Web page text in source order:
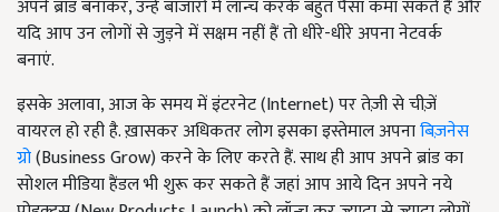
अपने ब्रांड बनाकर, उन्हें बाजारों में लॉन्च करके बहुत पैसा कमा सकते हैं और
यदि आप उन लोगों से जुड़ने में सक्षम नहीं हैं तो धीरे-धीरे अपना नेटवर्क
बनाएं.
इसके अलावा, आज के समय में इंटरनेट (Internet) पर तेज़ी से चीज़ें
वायरल हो रही है. ख़ासकर अधिकतर लोग इसका इस्तेमाल अपनाबिज़नेस
ग्रो(Business Grow) करने के लिए करते हैं. साथ ही आप अपने ब्रांड का
सोशल मीडिया हैंडल भी शुरू कर सकते हैं जहां आप आये दिन अपने नये